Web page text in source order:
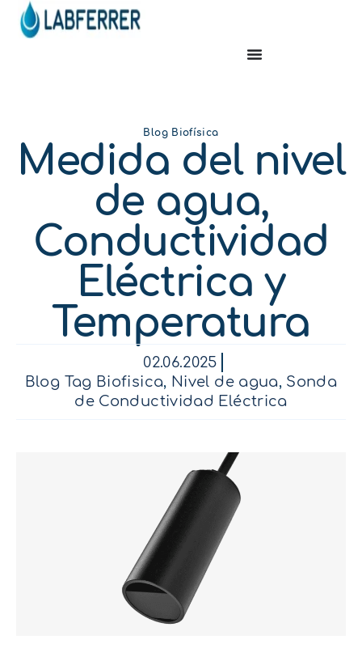
Blog Biofísica
Medida del nivel
de agua,
Conductividad
Eléctrica y
Temperatura
02.06.2025
Blog Tag Biofisica, Nivel de agua, Sonda
de Conductividad Eléctrica